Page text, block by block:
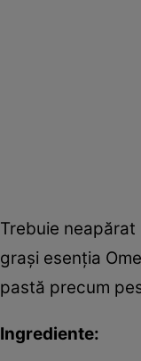
Trebuie
graşi esenţia
pastă precum
Ingrediente: